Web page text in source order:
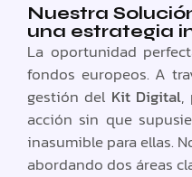
Nuestra
una estrategia
La oportunidad
fondos europeos. A
gestión del Kit Digital,
acción sin que
inasumible para ellas.
abordando dos áreas